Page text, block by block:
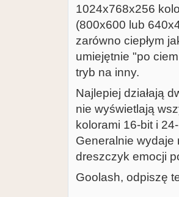
1024x768x256
(800x600 lub
zarówno ciepłym
umiejętnie "po
tryb na inny.
Najlepiej działają
nie wyświetlają
kolorami 16-bit i
Generalnie wydaje
dreszczyk emocji
Goolash, odpiszę